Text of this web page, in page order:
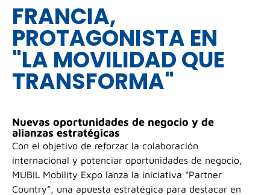
FRANCIA,
PROTAGONISTA EN
"LA MOVILIDAD QUE
TRANSFORMA"
Nuevas oportunidades de negocio y de
alianzas estratégicas
Con el objetivo de reforzar la colaboración
internacional y potenciar oportunidades de negocio,
MUBIL Mobility Expo lanza la iniciativa “Partner
Country”, una apuesta estratégica para destacar en